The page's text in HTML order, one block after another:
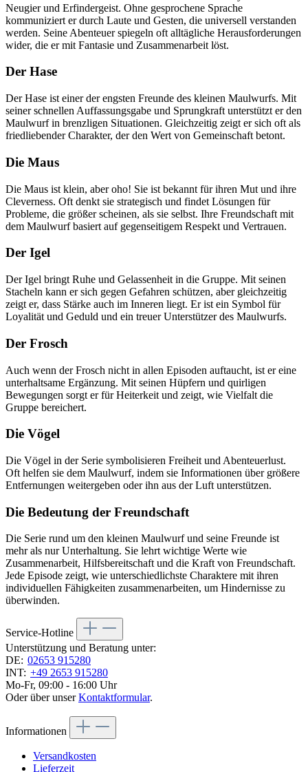
Neugier und Erfindergeist. Ohne gesprochene Sprache
kommuniziert er durch Laute und Gesten, die universell verstanden
werden. Seine Abenteuer spiegeln oft alltägliche Herausforderungen
wider, die er mit Fantasie und Zusammenarbeit löst.
Der Hase
Der Hase ist einer der engsten Freunde des kleinen Maulwurfs. Mit
seiner schnellen Auffassungsgabe und Sprungkraft unterstützt er den
Maulwurf in brenzligen Situationen. Gleichzeitig zeigt er sich oft als
friedliebender Charakter, der den Wert von Gemeinschaft betont.
Die Maus
Die Maus ist klein, aber oho! Sie ist bekannt für ihren Mut und ihre
Cleverness. Oft denkt sie strategisch und findet Lösungen für
Probleme, die größer scheinen, als sie selbst. Ihre Freundschaft mit
dem Maulwurf basiert auf gegenseitigem Respekt und Vertrauen.
Der Igel
Der Igel bringt Ruhe und Gelassenheit in die Gruppe. Mit seinen
Stacheln kann er sich gegen Gefahren schützen, aber gleichzeitig
zeigt er, dass Stärke auch im Inneren liegt. Er ist ein Symbol für
Loyalität und Geduld und ein treuer Unterstützer des Maulwurfs.
Der Frosch
Auch wenn der Frosch nicht in allen Episoden auftaucht, ist er eine
unterhaltsame Ergänzung. Mit seinen Hüpfern und quirligen
Bewegungen sorgt er für Heiterkeit und zeigt, wie Vielfalt die
Gruppe bereichert.
Die Vögel
Die Vögel in der Serie symbolisieren Freiheit und Abenteuerlust.
Oft helfen sie dem Maulwurf, indem sie Informationen über größere
Entfernungen weitergeben oder ihn aus der Luft unterstützen.
Die Bedeutung der Freundschaft
Die Serie rund um den kleinen Maulwurf und seine Freunde ist
mehr als nur Unterhaltung. Sie lehrt wichtige Werte wie
Zusammenarbeit, Hilfsbereitschaft und die Kraft von Freundschaft.
Jede Episode zeigt, wie unterschiedlichste Charaktere mit ihren
individuellen Fähigkeiten zusammenarbeiten, um Hindernisse zu
überwinden.
Service-Hotline
Unterstützung und Beratung unter:
DE: 02653 915280
INT: +49 2653 915280
Mo-Fr, 09:00 - 16:00 Uhr
Oder über unserKontaktformular.
Informationen
Versandkosten
Lieferzeit